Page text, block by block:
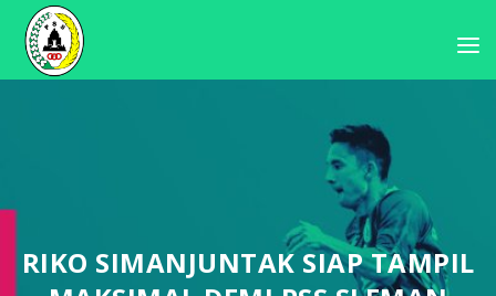
RIKO SIMANJUNTAK SIAP TAMPIL